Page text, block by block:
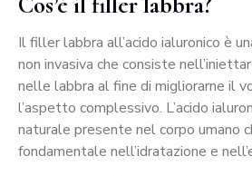
Il filler labbra all’acido ialuronico è
non invasiva che consiste
nelle labbra al fine di migliorarne il
l’aspetto complessivo. L’acido
naturale presente nel corpo umano
fondamentale nell’idratazione e